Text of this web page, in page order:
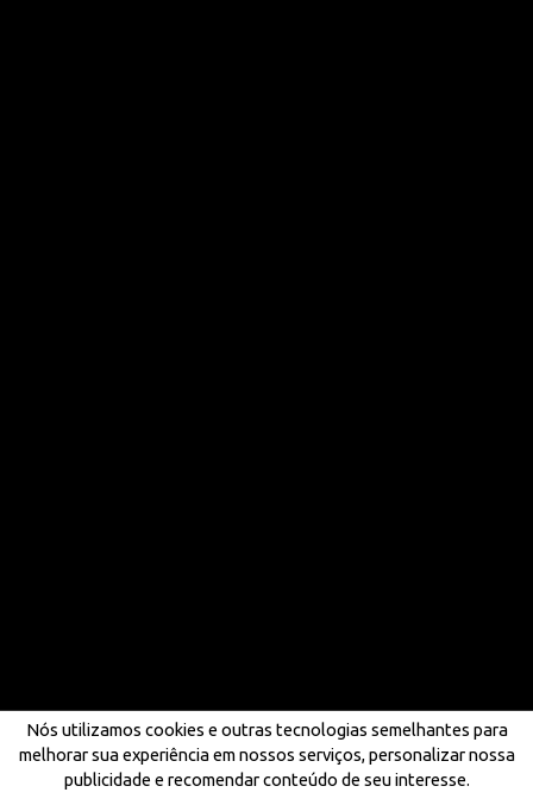
Nós utilizamos cookies e outras tecnologias semelhantes para
melhorar sua experiência em nossos serviços, personalizar nossa
publicidade e recomendar conteúdo de seu interesse.